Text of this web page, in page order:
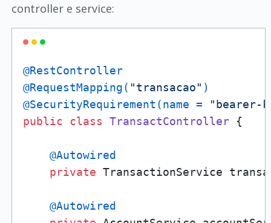
controller e service:
@RestController
@RequestMapping( "transacao" )
@SecurityRequirement(name =
"bearer-
public
class TransactController {
@Autowired
private TransactionService
@Autowired